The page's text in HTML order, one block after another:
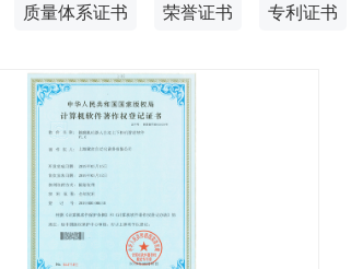
质量体系证书 荣誉证书 专利证书